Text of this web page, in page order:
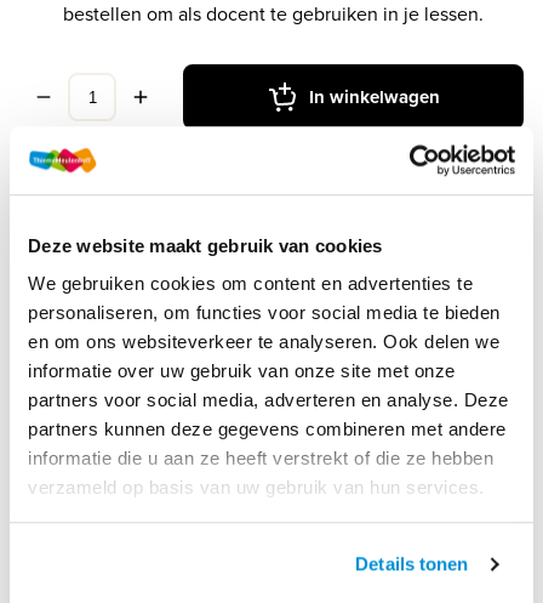
Deze website maakt gebruik van cookies
We gebruiken cookies om content en advertenties te
personaliseren, om functies voor social media te bieden
en om ons websiteverkeer te analyseren. Ook delen we
informatie over uw gebruik van onze site met onze
partners voor social media, adverteren en analyse. Deze
partners kunnen deze gegevens combineren met andere
informatie die u aan ze heeft verstrekt of die ze hebben
verzameld op basis van uw gebruik van hun services.
Details tonen
bestellen om als docent te gebruiken in je lessen.
In winkelwagen
Druk 1
Methode Examenidioom
Soort uitgave
Online + boek
Examenfonds
ISBN 9789006993189